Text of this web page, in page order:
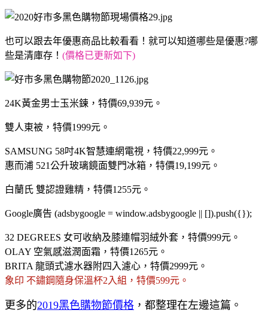
也可以跟去年優惠商品比較看看！就可以知道哪些是優惠?哪
些是清庫存！ (價格已更新如下)
24K黃金男士玉米鍊，特價69,939元。
雙人東被，特價1999元。
SAMSUNG 58吋4K智慧連網電視，特價22,999元。
惠而浦 521公升玻璃鏡面雙門冰箱，特價19,199元。
白蘭氏 雙認證雞精，特價1255元。
Google廣告 (adsbygoogle = window.adsbygoogle || []).push({});
32 DEGREES 女可收納及膝連帽羽絨外套，特價999元。
OLAY 空氣感滋潤面霜，特價1265元。
BRITA 龍頭式濾水器附四入濾心，特價2999元。
象印 不鏽鋼隨身保溫杯2入組，特價599元。
更多的2019黑色購物節價格 ，都整理在左邊這篇。